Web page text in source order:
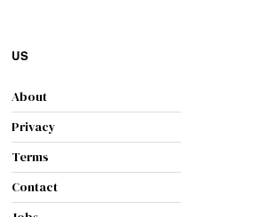
US
About
Privacy
Terms
Contact